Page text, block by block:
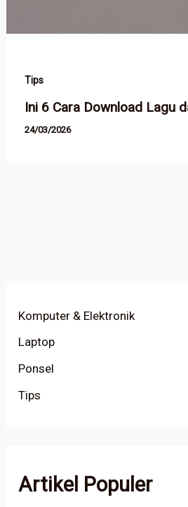
Tips
Ini 6 Cara Download Lagu
24/03/2026
Komputer & Elektronik
Laptop
Ponsel
Tips
Artikel Populer